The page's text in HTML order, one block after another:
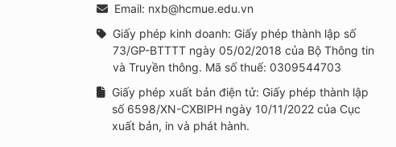
Email: nxb@hcmue.edu.vn
Giấy phép kinh doanh: Giấy phép thành lập số
73/GP-BTTTT ngày 05/02/2018 của Bộ Thông tin
và Truyền thông. Mã số thuế: 0309544703
Giấy phép xuất bản điện tử: Giấy phép thành lập
số 6598/XN-CXBIPH ngày 10/11/2022 của Cục
xuất bản, in và phát hành.